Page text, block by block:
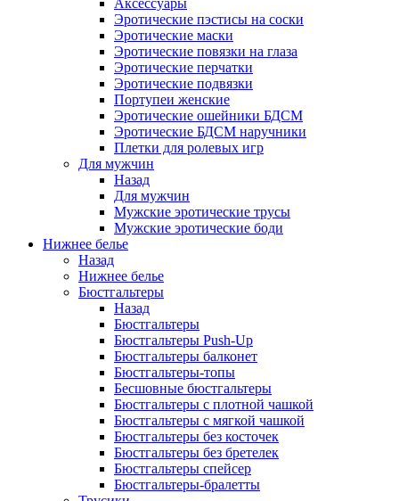
Аксессуары
Эротические пэстисы на соски
Эротические маски
Эротические повязки на глаза
Эротические перчатки
Эротические подвязки
Портупеи женские
Эротические ошейники БДСМ
Эротические БДСМ наручники
Плетки для ролевых игр
Для мужчин
Назад
Для мужчин
Мужские эротические трусы
Мужские эротические боди
Нижнее белье
Назад
Нижнее белье
Бюстгальтеры
Назад
Бюстгальтеры
Бюстгальтеры Push-Up
Бюстгальтеры балконет
Бюстгальтеры-топы
Бесшовные бюстгальтеры
Бюстгальтеры с плотной чашкой
Бюстгальтеры с мягкой чашкой
Бюстгальтеры без косточек
Бюстгальтеры без бретелек
Бюстгальтеры спейсер
Бюстгальтеры-бралетты